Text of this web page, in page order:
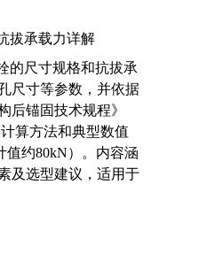
拔承载力详解
的尺寸规格和抗拔承
尺寸等参数，并依据
后锚固技术规程》
算方法和典型数值
值约80kN）。内容涵
及选型建议，适用于